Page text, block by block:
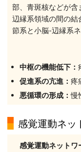
部、青斑核などが含
辺縁系領域の間の結
節系と小脳-辺縁系
中枢の機能低下：
促進系の亢進： 疼
悪循環の形成：慢
感覚運動ネッ
感覚運動ネットワ